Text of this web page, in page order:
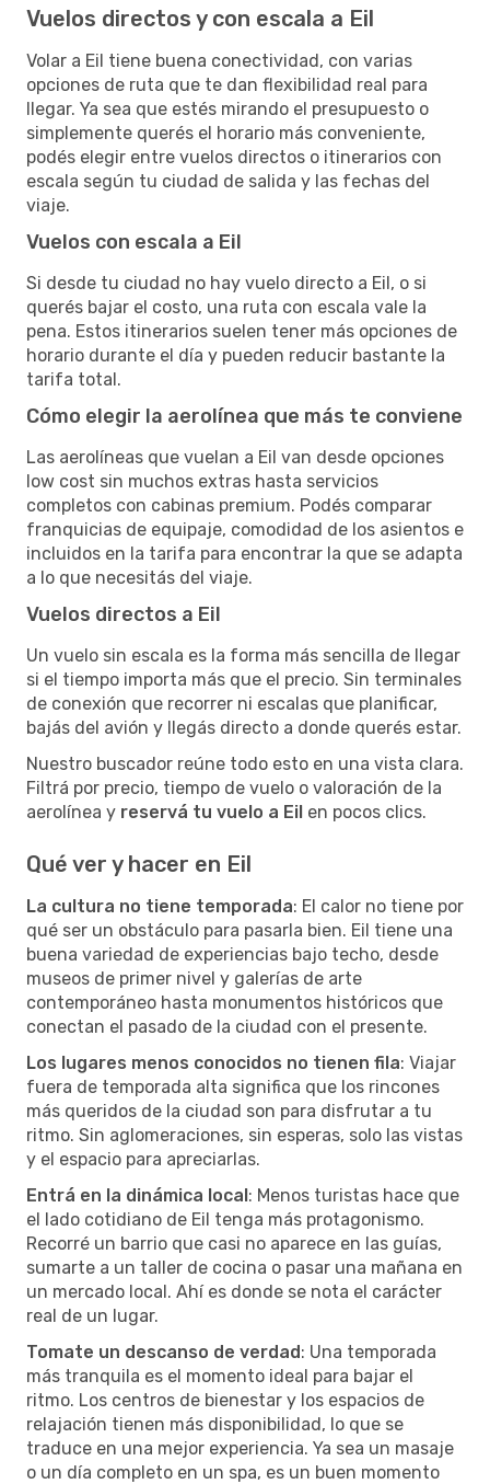
Vuelos directos y con escala a Eil
Volar a Eil tiene buena conectividad, con varias
opciones de ruta que te dan flexibilidad real para
llegar. Ya sea que estés mirando el presupuesto o
simplemente querés el horario más conveniente,
podés elegir entre vuelos directos o itinerarios con
escala según tu ciudad de salida y las fechas del
viaje.
Vuelos con escala a Eil
Si desde tu ciudad no hay vuelo directo a Eil, o si
querés bajar el costo, una ruta con escala vale la
pena. Estos itinerarios suelen tener más opciones de
horario durante el día y pueden reducir bastante la
tarifa total.
Cómo elegir la aerolínea que más te conviene
Las aerolíneas que vuelan a Eil van desde opciones
low cost sin muchos extras hasta servicios
completos con cabinas premium. Podés comparar
franquicias de equipaje, comodidad de los asientos e
incluidos en la tarifa para encontrar la que se adapta
a lo que necesitás del viaje.
Vuelos directos a Eil
Un vuelo sin escala es la forma más sencilla de llegar
si el tiempo importa más que el precio. Sin terminales
de conexión que recorrer ni escalas que planificar,
bajás del avión y llegás directo a donde querés estar.
Nuestro buscador reúne todo esto en una vista clara.
Filtrá por precio, tiempo de vuelo o valoración de la
aerolínea y reservá tu vuelo a Eil en pocos clics.
Qué ver y hacer en Eil
La cultura no tiene temporada: El calor no tiene por
qué ser un obstáculo para pasarla bien. Eil tiene una
buena variedad de experiencias bajo techo, desde
museos de primer nivel y galerías de arte
contemporáneo hasta monumentos históricos que
conectan el pasado de la ciudad con el presente.
Los lugares menos conocidos no tienen fila: Viajar
fuera de temporada alta significa que los rincones
más queridos de la ciudad son para disfrutar a tu
ritmo. Sin aglomeraciones, sin esperas, solo las vistas
y el espacio para apreciarlas.
Entrá en la dinámica local: Menos turistas hace que
el lado cotidiano de Eil tenga más protagonismo.
Recorré un barrio que casi no aparece en las guías,
sumarte a un taller de cocina o pasar una mañana en
un mercado local. Ahí es donde se nota el carácter
real de un lugar.
Tomate un descanso de verdad: Una temporada
más tranquila es el momento ideal para bajar el
ritmo. Los centros de bienestar y los espacios de
relajación tienen más disponibilidad, lo que se
traduce en una mejor experiencia. Ya sea un masaje
o un día completo en un spa, es un buen momento